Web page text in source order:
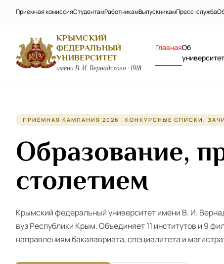
Приёмная комиссияСтудентамРаботникамВыпускникамПресс-служба
КРЫМСКИЙ
ФЕДЕРАЛЬНЫЙ
УНИВЕРСИТЕТ
имени В. И. Вернадского · 1918
ГлавнаяОб
ПРИЁМНАЯ КАМПАНИЯ 2026 · КОНКУРСНЫЕ СПИСКИ,
Образование,
столетием
Крымский федеральный университет имени В. И.
вуз Республики Крым. Объединяет 11 институтов и 9
направлениям бакалавриата, специалитета и